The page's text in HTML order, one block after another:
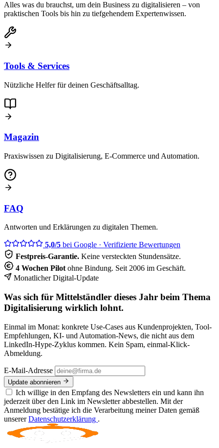
Alles was du brauchst, um dein Business zu digitalisieren – von
praktischen Tools bis hin zu tiefgehendem Expertenwissen.
Tools & Services
Nützliche Helfer für deinen Geschäftsalltag.
Magazin
Praxiswissen zu Digitalisierung, E-Commerce und Automation.
FAQ
Antworten und Erklärungen zu digitalen Themen.
5,0/5 bei Google · Verifizierte Bewertungen
Festpreis-Garantie. Keine versteckten Stundensätze.
4 Wochen Pilot ohne Bindung. Seit 2006 im Geschäft.
Monatlicher Digital-Update
Was sich für Mittelständler dieses Jahr beim Thema
Digitalisierung wirklich lohnt.
Einmal im Monat: konkrete Use-Cases aus Kundenprojekten, Tool-
Empfehlungen, KI- und Automation-News, die nicht aus dem
LinkedIn-Hype-Zyklus kommen. Kein Spam, einmal-Klick-
Abmeldung.
E-Mail-Adresse
Update abonnieren
Ich willige in den Empfang des Newsletters ein und kann ihn
jederzeit über den Link im Newsletter abbestellen. Mit der
Anmeldung bestätige ich die Verarbeitung meiner Daten gemäß
unsererDatenschutzerklärung .